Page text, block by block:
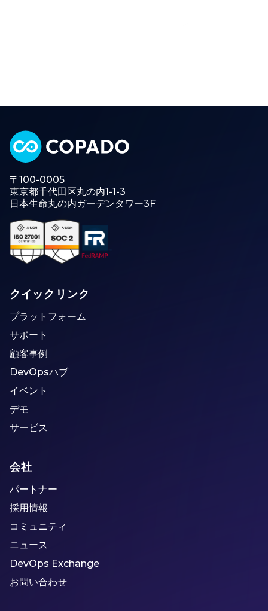
〒100-0005
東京都千代田区丸の内1-1-3
日本生命丸の内ガーデンタワー3F
クイックリンク
プラットフォーム
サポート
顧客事例
DevOpsハブ
イベント
デモ
サービス
会社
パートナー
採用情報
コミュニティ
ニュース
DevOps Exchange
お問い合わせ